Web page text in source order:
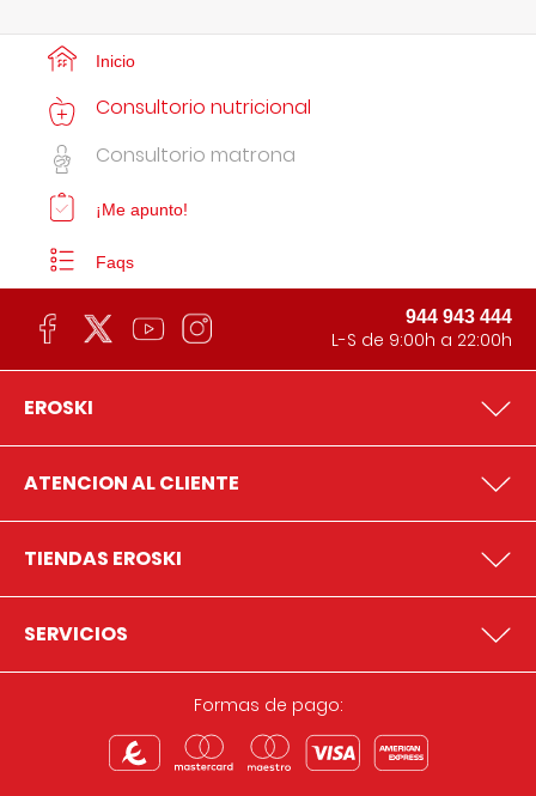
Inicio
Consultorio nutricional
Consultorio matrona
¡Me apunto!
Faqs
944 943 444
L-S de 9:00h a 22:00h
EROSKI
ATENCION AL CLIENTE
TIENDAS EROSKI
SERVICIOS
Formas de pago: